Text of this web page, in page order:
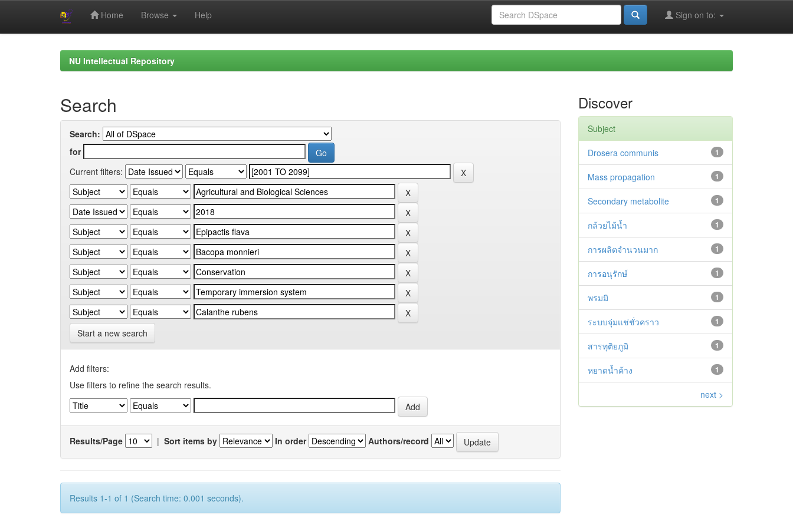
Home Browse Help Sign on to:
NU Intellectual Repository
Search
Search:
for
Current filters:
Start a new search
Add filters:
Use filters to refine the search results.
Results/Page | Sort items by In order Authors/record
Results 1-1 of 1 (Search time: 0.001 seconds).
Discover
Subject
1
Drosera communis
1
Mass propagation
1
Secondary metabolite
1
กล้วยไม้น้ำ
1
การผลิตจำนวนมาก
1
การอนุรักษ์
1
พรมมิ
1
ระบบจุ่มแช่ชั่วคราว
1
สารทุติยภูมิ
1
หยาดน้ำค้าง
next >